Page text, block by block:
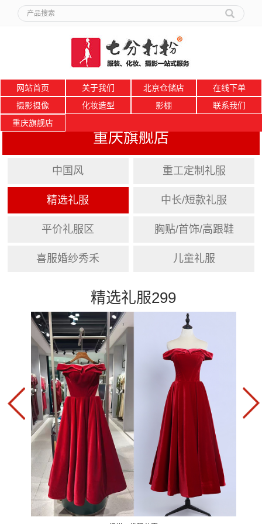
网站首页 关于我们 北京仓储店
在线下单
摄影摄像
化妆造型 影棚
联系我们
重庆旗舰店
重庆旗舰店
中国风 重工定制礼服
精选礼服 中长/短款礼服
平价礼服区 胸贴/首饰/高跟鞋
喜服婚纱秀禾 儿童礼服
精选礼服299